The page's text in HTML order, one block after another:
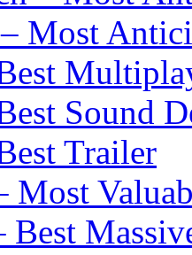
Most
Sound
Trailer
Most
Best